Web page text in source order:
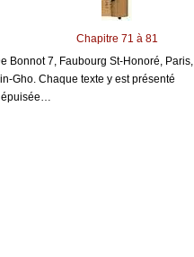
Chapitre 71 à 81
Bonnot 7, Faubourg St-Honoré, Paris,
Gho. Chaque texte y est présenté
épuisée…